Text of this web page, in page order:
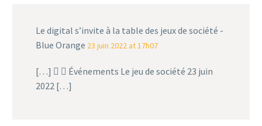
Le digital s’invite à la table des jeux de société -
Blue Orange 23 juin 2022 at 17h07
[…]   Événements Le jeu de société 23 juin
2022 […]